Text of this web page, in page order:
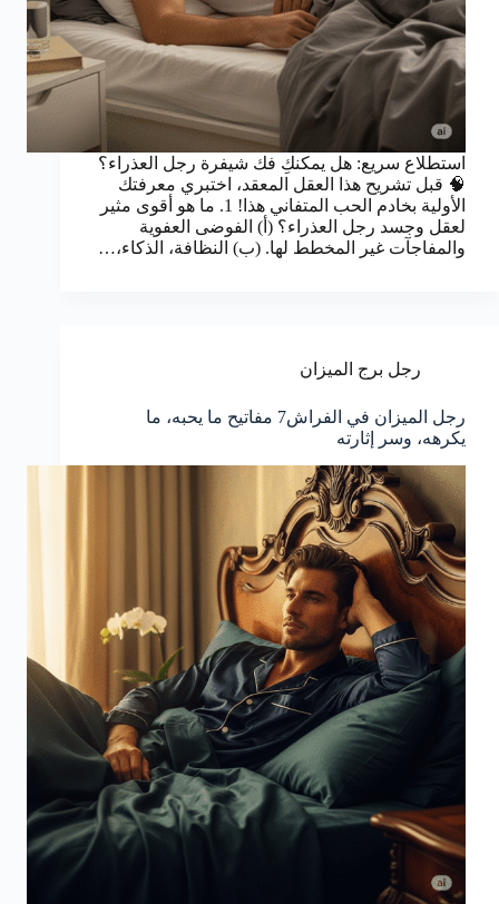
استطلاع سريع: هل يمكنكِ فك شيفرة رجل العذراء؟
🧠 قبل تشريح هذا العقل المعقد، اختبري معرفتك
الأولية بخادم الحب المتفاني هذا! 1. ما هو أقوى مثير
لعقل وجسد رجل العذراء؟ (أ) الفوضى العفوية
والمفاجآت غير المخطط لها. (ب) النظافة، الذكاء،…
رجل برج الميزان
رجل الميزان في الفراش7 مفاتيح ما يحبه، ما
يكرهه، وسر إثارته